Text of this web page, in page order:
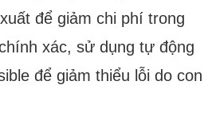
để giảm chi phí trong
xác, sử dụng tự động
để giảm thiểu lỗi do con